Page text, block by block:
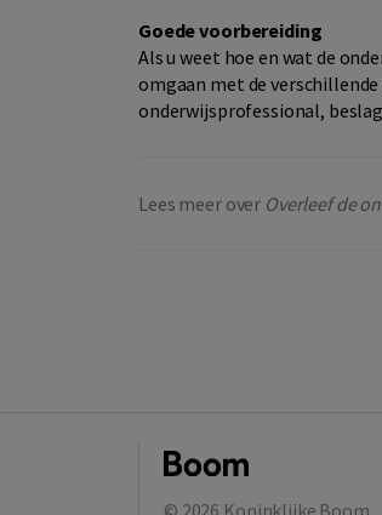
Goede voorbereiding
Als u weet hoe en wat de
omgaan met de
onderwijsprofessional,
Lees meer over Overleef de
© 2026 Koninklijke Boom